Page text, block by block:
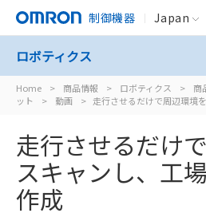
制御機器 Japan
Home > 商品情報 > ロボティクス > 商
ット
> 動画 > 走行させるだけで周辺環境
ロボティクス
走行させるだけ
スキャンし、 工
作成